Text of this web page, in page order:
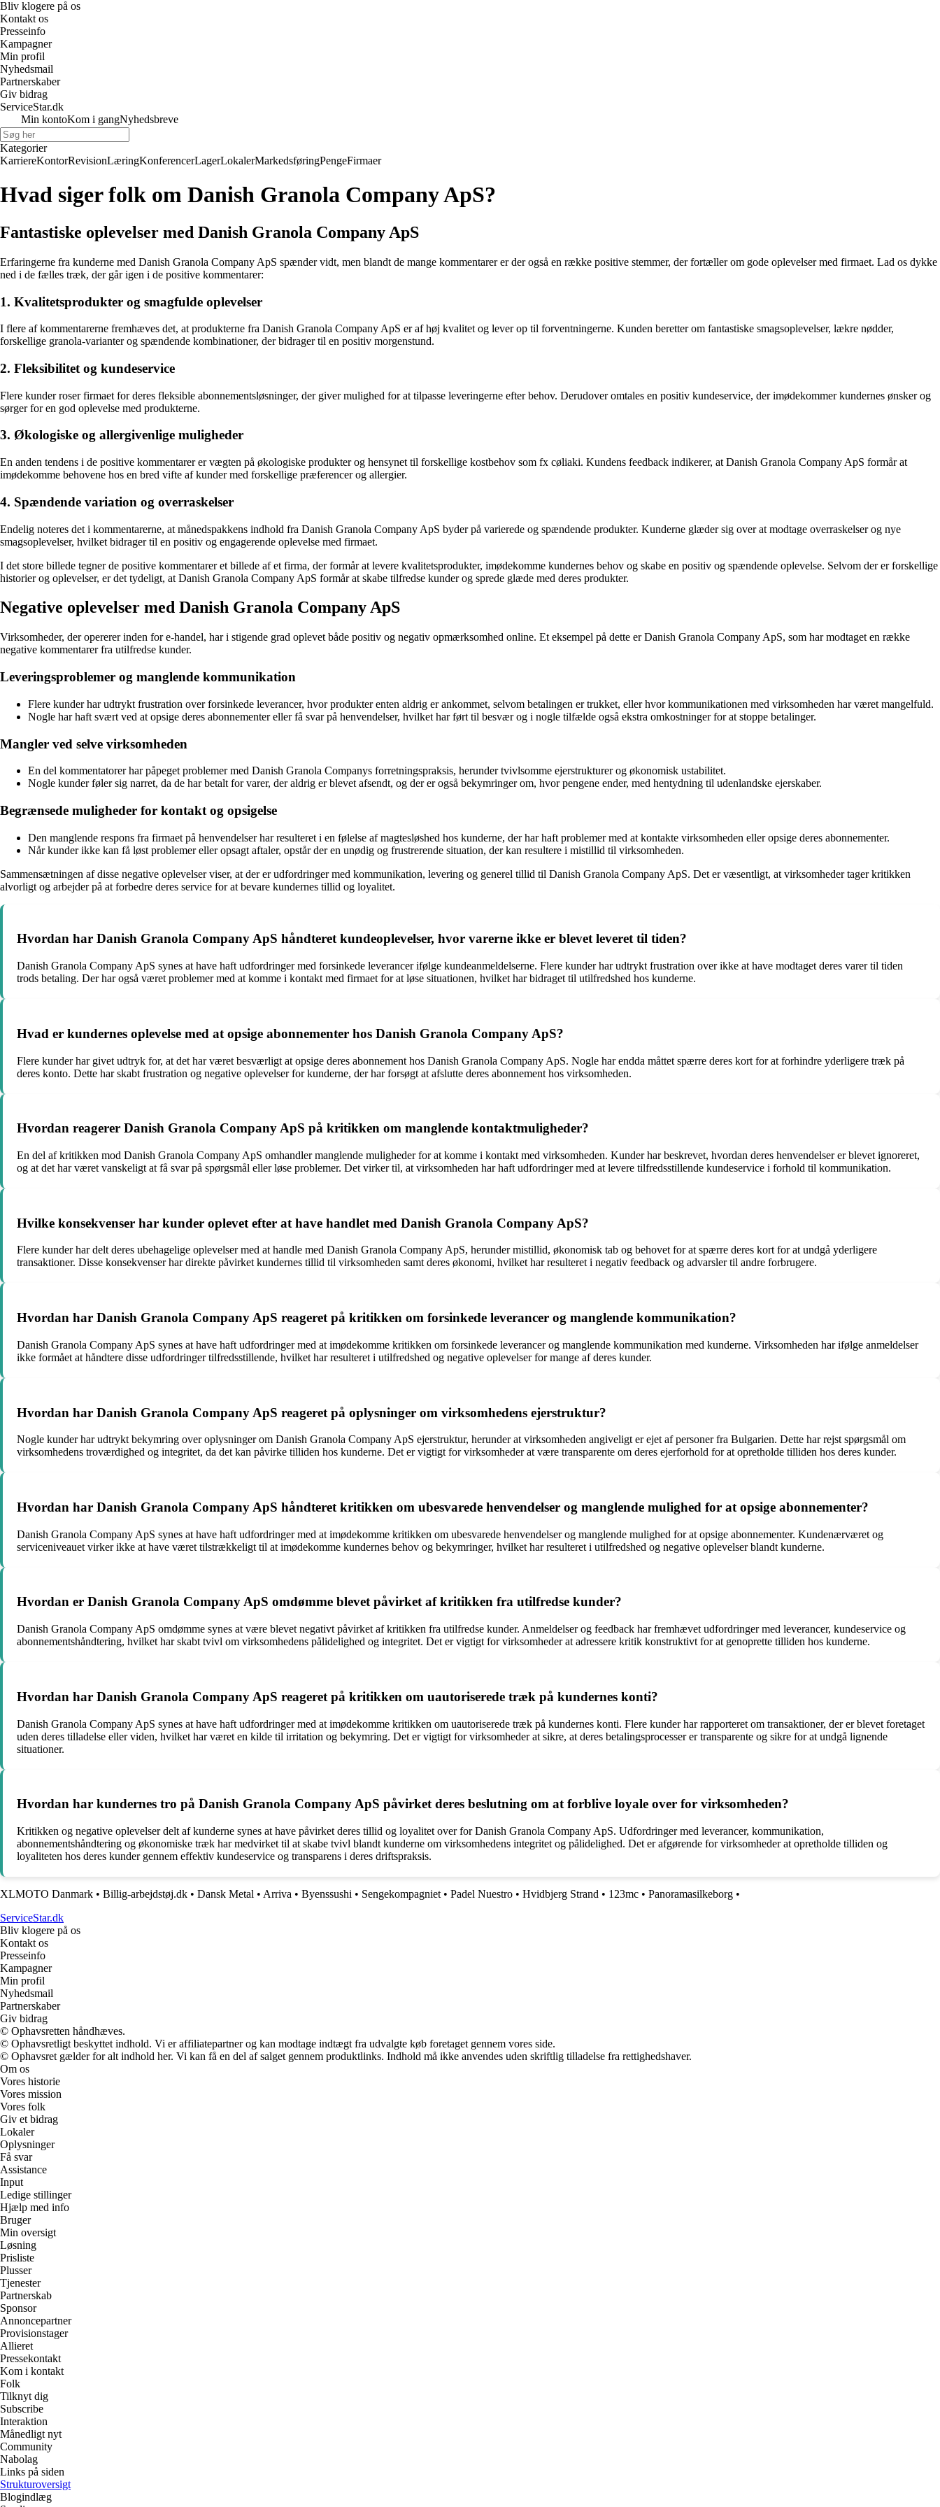
Bliv klogere på os
Kontakt os
Presseinfo
Kampagner
Min profil
Nyhedsmail
Partnerskaber
Giv bidrag
ServiceStar.dk
Min kontoKom i gangNyhedsbreve
Kategorier
KarriereKontorRevisionLæringKonferencerLagerLokalerMarkedsføringPengeFirmaer
Hvad siger folk om Danish Granola Company ApS?
Fantastiske oplevelser med Danish Granola Company ApS
Erfaringerne fra kunderne med Danish Granola Company ApS spænder vidt, men blandt de mange kommentarer er der også en række positive stemmer, der fortæller om gode oplevelser med firmaet. Lad os dykke
ned i de fælles træk, der går igen i de positive kommentarer:
1. Kvalitetsprodukter og smagfulde oplevelser
I flere af kommentarerne fremhæves det, at produkterne fra Danish Granola Company ApS er af høj kvalitet og lever op til forventningerne. Kunden beretter om fantastiske smagsoplevelser, lækre nødder,
forskellige granola-varianter og spændende kombinationer, der bidrager til en positiv morgenstund.
2. Fleksibilitet og kundeservice
Flere kunder roser firmaet for deres fleksible abonnementsløsninger, der giver mulighed for at tilpasse leveringerne efter behov. Derudover omtales en positiv kundeservice, der imødekommer kundernes ønsker og
sørger for en god oplevelse med produkterne.
3. Økologiske og allergivenlige muligheder
En anden tendens i de positive kommentarer er vægten på økologiske produkter og hensynet til forskellige kostbehov som fx cøliaki. Kundens feedback indikerer, at Danish Granola Company ApS formår at
imødekomme behovene hos en bred vifte af kunder med forskellige præferencer og allergier.
4. Spændende variation og overraskelser
Endelig noteres det i kommentarerne, at månedspakkens indhold fra Danish Granola Company ApS byder på varierede og spændende produkter. Kunderne glæder sig over at modtage overraskelser og nye
smagsoplevelser, hvilket bidrager til en positiv og engagerende oplevelse med firmaet.
I det store billede tegner de positive kommentarer et billede af et firma, der formår at levere kvalitetsprodukter, imødekomme kundernes behov og skabe en positiv og spændende oplevelse. Selvom der er forskellige
historier og oplevelser, er det tydeligt, at Danish Granola Company ApS formår at skabe tilfredse kunder og sprede glæde med deres produkter.
Negative oplevelser med Danish Granola Company ApS
Virksomheder, der opererer inden for e-handel, har i stigende grad oplevet både positiv og negativ opmærksomhed online. Et eksempel på dette er Danish Granola Company ApS, som har modtaget en række
negative kommentarer fra utilfredse kunder.
Leveringsproblemer og manglende kommunikation
Flere kunder har udtrykt frustration over forsinkede leverancer, hvor produkter enten aldrig er ankommet, selvom betalingen er trukket, eller hvor kommunikationen med virksomheden har været mangelfuld.
Nogle har haft svært ved at opsige deres abonnementer eller få svar på henvendelser, hvilket har ført til besvær og i nogle tilfælde også ekstra omkostninger for at stoppe betalinger.
Mangler ved selve virksomheden
En del kommentatorer har påpeget problemer med Danish Granola Companys forretningspraksis, herunder tvivlsomme ejerstrukturer og økonomisk ustabilitet.
Nogle kunder føler sig narret, da de har betalt for varer, der aldrig er blevet afsendt, og der er også bekymringer om, hvor pengene ender, med hentydning til udenlandske ejerskaber.
Begrænsede muligheder for kontakt og opsigelse
Den manglende respons fra firmaet på henvendelser har resulteret i en følelse af magtesløshed hos kunderne, der har haft problemer med at kontakte virksomheden eller opsige deres abonnementer.
Når kunder ikke kan få løst problemer eller opsagt aftaler, opstår der en unødig og frustrerende situation, der kan resultere i mistillid til virksomheden.
Sammensætningen af disse negative oplevelser viser, at der er udfordringer med kommunikation, levering og generel tillid til Danish Granola Company ApS. Det er væsentligt, at virksomheder tager kritikken
alvorligt og arbejder på at forbedre deres service for at bevare kundernes tillid og loyalitet.
Hvordan har Danish Granola Company ApS håndteret kundeoplevelser, hvor varerne ikke er blevet leveret til tiden?
Danish Granola Company ApS synes at have haft udfordringer med forsinkede leverancer ifølge kundeanmeldelserne. Flere kunder har udtrykt frustration over ikke at have modtaget deres varer til tiden
trods betaling. Der har også været problemer med at komme i kontakt med firmaet for at løse situationen, hvilket har bidraget til utilfredshed hos kunderne.
Hvad er kundernes oplevelse med at opsige abonnementer hos Danish Granola Company ApS?
Flere kunder har givet udtryk for, at det har været besværligt at opsige deres abonnement hos Danish Granola Company ApS. Nogle har endda måttet spærre deres kort for at forhindre yderligere træk på
deres konto. Dette har skabt frustration og negative oplevelser for kunderne, der har forsøgt at afslutte deres abonnement hos virksomheden.
Hvordan reagerer Danish Granola Company ApS på kritikken om manglende kontaktmuligheder?
En del af kritikken mod Danish Granola Company ApS omhandler manglende muligheder for at komme i kontakt med virksomheden. Kunder har beskrevet, hvordan deres henvendelser er blevet ignoreret,
og at det har været vanskeligt at få svar på spørgsmål eller løse problemer. Det virker til, at virksomheden har haft udfordringer med at levere tilfredsstillende kundeservice i forhold til kommunikation.
Hvilke konsekvenser har kunder oplevet efter at have handlet med Danish Granola Company ApS?
Flere kunder har delt deres ubehagelige oplevelser med at handle med Danish Granola Company ApS, herunder mistillid, økonomisk tab og behovet for at spærre deres kort for at undgå yderligere
transaktioner. Disse konsekvenser har direkte påvirket kundernes tillid til virksomheden samt deres økonomi, hvilket har resulteret i negativ feedback og advarsler til andre forbrugere.
Hvordan har Danish Granola Company ApS reageret på kritikken om forsinkede leverancer og manglende kommunikation?
Danish Granola Company ApS synes at have haft udfordringer med at imødekomme kritikken om forsinkede leverancer og manglende kommunikation med kunderne. Virksomheden har ifølge anmeldelser
ikke formået at håndtere disse udfordringer tilfredsstillende, hvilket har resulteret i utilfredshed og negative oplevelser for mange af deres kunder.
Hvordan har Danish Granola Company ApS reageret på oplysninger om virksomhedens ejerstruktur?
Nogle kunder har udtrykt bekymring over oplysninger om Danish Granola Company ApS ejerstruktur, herunder at virksomheden angiveligt er ejet af personer fra Bulgarien. Dette har rejst spørgsmål om
virksomhedens troværdighed og integritet, da det kan påvirke tilliden hos kunderne. Det er vigtigt for virksomheder at være transparente om deres ejerforhold for at opretholde tilliden hos deres kunder.
Hvordan har Danish Granola Company ApS håndteret kritikken om ubesvarede henvendelser og manglende mulighed for at opsige abonnementer?
Danish Granola Company ApS synes at have haft udfordringer med at imødekomme kritikken om ubesvarede henvendelser og manglende mulighed for at opsige abonnementer. Kundenærværet og
serviceniveauet virker ikke at have været tilstrækkeligt til at imødekomme kundernes behov og bekymringer, hvilket har resulteret i utilfredshed og negative oplevelser blandt kunderne.
Hvordan er Danish Granola Company ApS omdømme blevet påvirket af kritikken fra utilfredse kunder?
Danish Granola Company ApS omdømme synes at være blevet negativt påvirket af kritikken fra utilfredse kunder. Anmeldelser og feedback har fremhævet udfordringer med leverancer, kundeservice og
abonnementshåndtering, hvilket har skabt tvivl om virksomhedens pålidelighed og integritet. Det er vigtigt for virksomheder at adressere kritik konstruktivt for at genoprette tilliden hos kunderne.
Hvordan har Danish Granola Company ApS reageret på kritikken om uautoriserede træk på kundernes konti?
Danish Granola Company ApS synes at have haft udfordringer med at imødekomme kritikken om uautoriserede træk på kundernes konti. Flere kunder har rapporteret om transaktioner, der er blevet foretaget
uden deres tilladelse eller viden, hvilket har været en kilde til irritation og bekymring. Det er vigtigt for virksomheder at sikre, at deres betalingsprocesser er transparente og sikre for at undgå lignende
situationer.
Hvordan har kundernes tro på Danish Granola Company ApS påvirket deres beslutning om at forblive loyale over for virksomheden?
Kritikken og negative oplevelser delt af kunderne synes at have påvirket deres tillid og loyalitet over for Danish Granola Company ApS. Udfordringer med leverancer, kommunikation,
abonnementshåndtering og økonomiske træk har medvirket til at skabe tvivl blandt kunderne om virksomhedens integritet og pålidelighed. Det er afgørende for virksomheder at opretholde tilliden og
loyaliteten hos deres kunder gennem effektiv kundeservice og transparens i deres driftspraksis.
XLMOTO Danmark • Billig-arbejdstøj.dk • Dansk Metal • Arriva • Byenssushi • Sengekompagniet • Padel Nuestro • Hvidbjerg Strand • 123mc • Panoramasilkeborg •
ServiceStar.dk
Bliv klogere på os
Kontakt os
Presseinfo
Kampagner
Min profil
Nyhedsmail
Partnerskaber
Giv bidrag
© Ophavsretten håndhæves.
© Ophavsretligt beskyttet indhold. Vi er affiliatepartner og kan modtage indtægt fra udvalgte køb foretaget gennem vores side.
© Ophavsret gælder for alt indhold her. Vi kan få en del af salget gennem produktlinks. Indhold må ikke anvendes uden skriftlig tilladelse fra rettighedshaver.
Om os
Vores historie
Vores mission
Vores folk
Giv et bidrag
Lokaler
Oplysninger
Få svar
Assistance
Input
Ledige stillinger
Hjælp med info
Bruger
Min oversigt
Løsning
Prisliste
Plusser
Tjenester
Partnerskab
Sponsor
Annoncepartner
Provisionstager
Allieret
Pressekontakt
Kom i kontakt
Folk
Tilknyt dig
Subscribe
Interaktion
Månedligt nyt
Community
Nabolag
Links på siden
Strukturoversigt
Blogindlæg